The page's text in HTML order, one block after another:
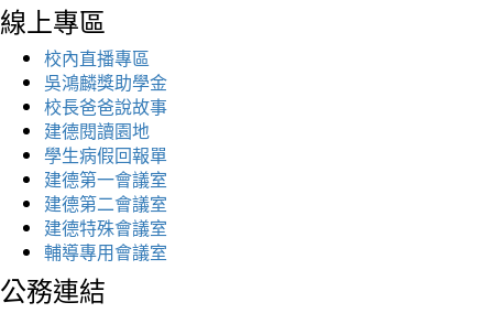
線上專區
校內直播專區
吳鴻麟獎助學金
校長爸爸說故事
建德閱讀園地
學生病假回報單
建德第一會議室
建德第二會議室
建德特殊會議室
輔導專用會議室
公務連結